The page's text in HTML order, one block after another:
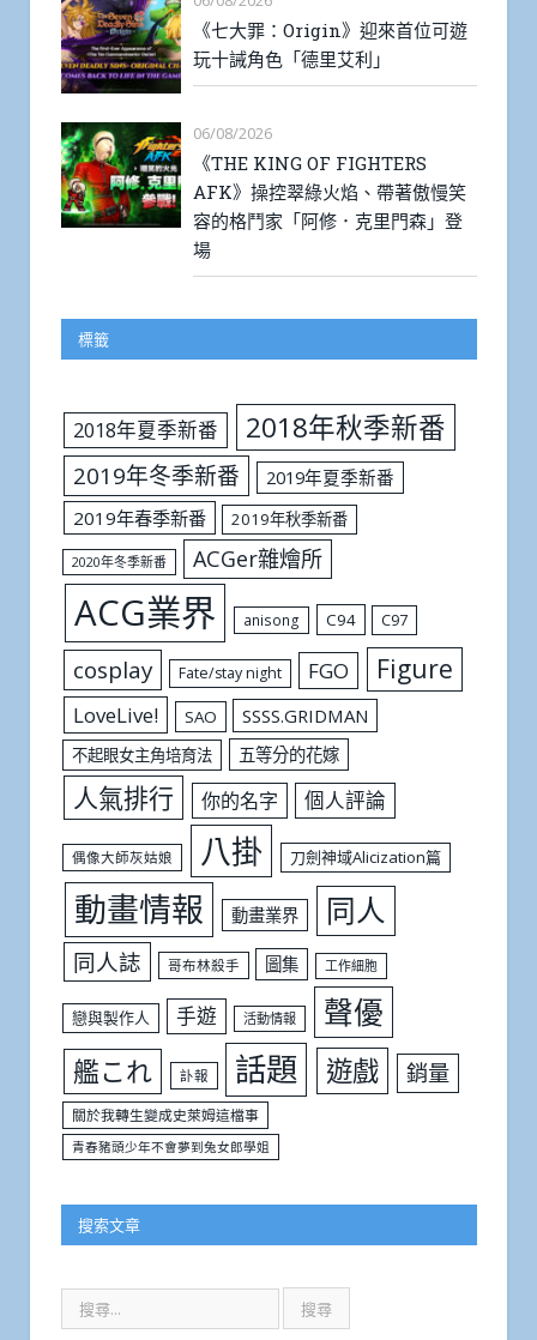
《七大罪：Origin》迎來首位可遊
玩十誡角色「德里艾利」
06/08/2026
《THE KING OF FIGHTERS
AFK》操控翠綠火焰、帶著傲慢笑
容的格鬥家「阿修．克里門森」登
場
標籤
2018年夏季新番 2018年秋季新番
2019年冬季新番
2019年夏季新番
2019年春季新番
2019年秋季新番
2020年冬季新番 ACGer雜燴所
ACG業界 anisong C94 C97
cosplay Fate/stay night FGO Figure
LoveLive! SAO SSSS.GRIDMAN
不起眼女主角培育法 五等分的花嫁
人氣排行 你的名字 個人評論
偶像大師灰姑娘 八掛 刀劍神域Alicization篇
動畫情報 動畫業界 同人
同人誌 哥布林殺手 圖集 工作細胞
戀與製作人 手遊 活動情報 聲優
艦これ 訃報 話題 遊戲 銷量
關於我轉生變成史萊姆這檔事
青春豬頭少年不會夢到兔女郎學姐
搜索文章